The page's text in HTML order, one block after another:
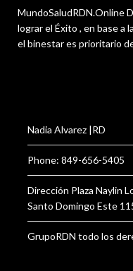
MundoSaludRDN.Online
lograr el Éxito , en base a
el binestar es prioritario
Nadia Alvarez |RD
Phone: 849-656-5405
Dirección Plaza Naylin
Santo Domingo Este
GrupoRDN todo los